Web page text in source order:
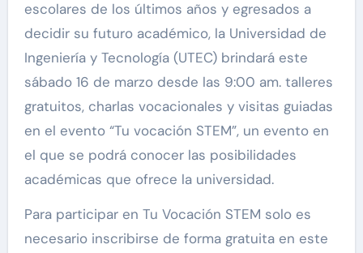
escolares de los últimos años y egresados a
decidir su futuro académico, la Universidad de
Ingeniería y Tecnología (UTEC) brindará este
sábado 16 de marzo desde las 9:00 am. talleres
gratuitos, charlas vocacionales y visitas guiadas
en el evento “Tu vocación STEM”, un evento en
el que se podrá conocer las posibilidades
académicas que ofrece la universidad.
Para participar en Tu Vocación STEM solo es
necesario inscribirse de forma gratuita en este